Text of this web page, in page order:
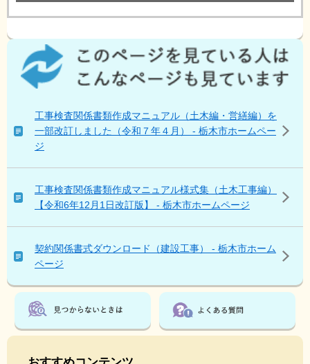
こ
ペ
を
見
い
人
こ
な
ー
も
見
工事検査関係書類作成マニュアル（土木編・営繕編）を
一部改訂しました（令和７年４月） - 栃木市ホームペー
ジ
工事検査関係書類作成マニュアル様式集（土木工事編）
【令和6年12月1日改訂版】 - 栃木市ホームページ
契約関係書式ダウンロード（建設工事） - 栃木市ホーム
ページ